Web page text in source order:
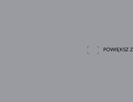
POWIĘKSZ